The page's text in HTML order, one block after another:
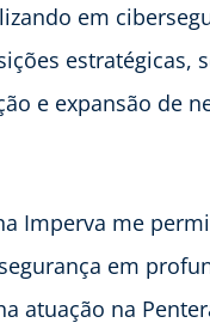
em
estratégicas,
e expansão de
Imperva me
em
atuação na